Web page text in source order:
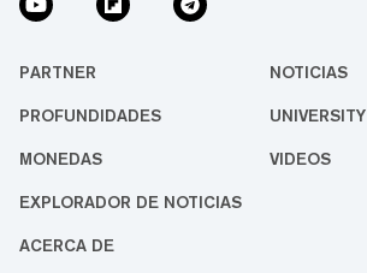
PARTNER NOTICIAS
PROFUNDIDADES UNIVERSITY
MONEDAS VIDEOS
EXPLORADOR DE NOTICIAS
ACERCA DE